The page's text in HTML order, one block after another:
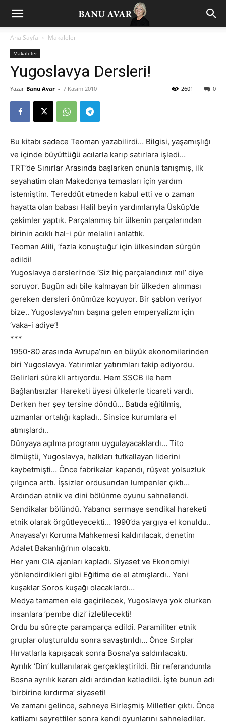
Ana Sayfa Makaleler
Makaleler
Yugoslavya Dersleri!
Yazar Banu Avar - 7 Kasım 2010 0
2601
Bu kitabı sadece Teoman yazabilirdi… Bilgisi, yaşamışlığı
ve içinde büyüttüğü acılarla karıp satırlara işledi…
TRT’de Sınırlar Arasında başlarken onunla tanışmış, ilk
seyahatim olan Makedonya temasları için yardım
istemiştim. Tereddüt etmeden kabul etti ve o zaman
hayatta olan babası Halil beyin yardımlarıyla Üsküp’de
çekimler yaptık. Parçalanmış bir ülkenin parçalarından
birinin acıklı hal-i pür melalini anlattık.
Teoman Alili, ‘fazla konuştuğu’ için ülkesinden sürgün
edildi!
Yugoslavya dersleri’nde ‘Siz hiç parçalandınız mı!’ diye
soruyor. Bugün adı bile kalmayan bir ülkeden alınması
gereken dersleri önümüze koyuyor. Bir şablon veriyor
bize.. Yugoslavya’nın başına gelen emperyalizm için
‘vaka-i adiye’!
***
1950-80 arasında Avrupa’nın en büyük ekonomilerinden
biri Yugoslavya. Yatırımlar yatırımları takip ediyordu.
Gelirleri sürekli artıyordu. Hem SSCB ile hem
Bağlantısızlar Hareketi üyesi ülkelerle ticareti vardı.
Derken her şey tersine döndü… Batıda eğitilmiş,
uzmanlar ortalığı kapladı.. Sinsice kurumlara el
atmışlardı..
Dünyaya açılma programı uygulayacaklardı… Tito
ölmüştü, Yugoslavya, halkları tutkallayan liderini
kaybetmişti… Önce fabrikalar kapandı, rüşvet yolsuzluk
çılgınca arttı. İşsizler ordusundan lumpenler çıktı…
Ardından etnik ve dini bölünme oyunu sahnelendi.
Sendikalar bölündü. Yabancı sermaye sendikal hareketi
etnik olarak örgütleyecekti… 1990’da yargıya el konuldu..
Anayasa’yı Koruma Mahkemesi kaldırılacak, denetim
Adalet Bakanlığı’nın olacaktı.
Her yanı CIA ajanları kapladı. Siyaset ve Ekonomiyi
yönlendirdikleri gibi Eğitime de el atmışlardı.. Yeni
kuşaklar Soros kuşağı olacaklardı…
Medya tamamen ele geçirilecek, Yugoslavya yok olurken
insanlara ‘pembe dizi’ izletilecekti!
Ordu bu süreçte paramparça edildi. Paramiliter etnik
gruplar oluşturuldu sonra savaştırıldı… Önce Sırplar
Hırvatlarla kapışacak sonra Bosna’ya saldırılacaktı.
Ayrılık ‘Din’ kullanılarak gerçekleştirildi. Bir referandumla
Bosna ayrılık kararı aldı ardından katledildi. İşte bunun adı
‘birbirine kırdırma’ siyaseti!
Ve zamanı gelince, sahneye Birleşmiş Milletler çıktı. Önce
katliamı seyrettiler sonra kendi oyunlarını sahnelediler.